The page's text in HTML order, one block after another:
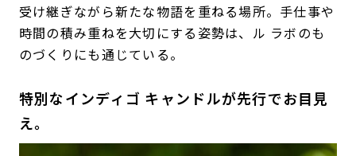
受け継ぎながら新たな物語を重ねる場所。手仕事や
時間の積み重ねを大切にする姿勢は、ル ラボのも
のづくりにも通じている。
特別なインディゴ キャンドルが先行でお目見
え。